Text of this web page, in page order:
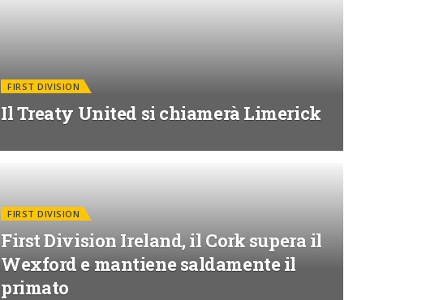
FIRST DIVISION
Il Treaty United si chiamerà Limerick
FIRST DIVISION
First Division Ireland, il Cork supera il
Wexford e mantiene saldamente il
primato